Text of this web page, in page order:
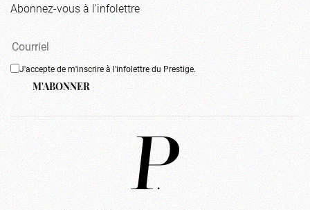
Abonnez-vous à l'infolettre
J'accepte de m'inscrire à l'infolettre du Prestige.
M'ABONNER